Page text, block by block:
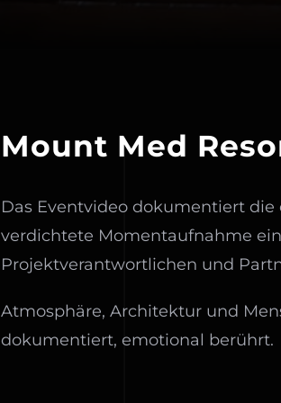
Mount Med
Das Eventvideo dokumentiert
verdichtete Momentaufnahme
Projektverantwortlichen und
Atmosphäre, Architektur und
dokumentiert, emotional berührt.